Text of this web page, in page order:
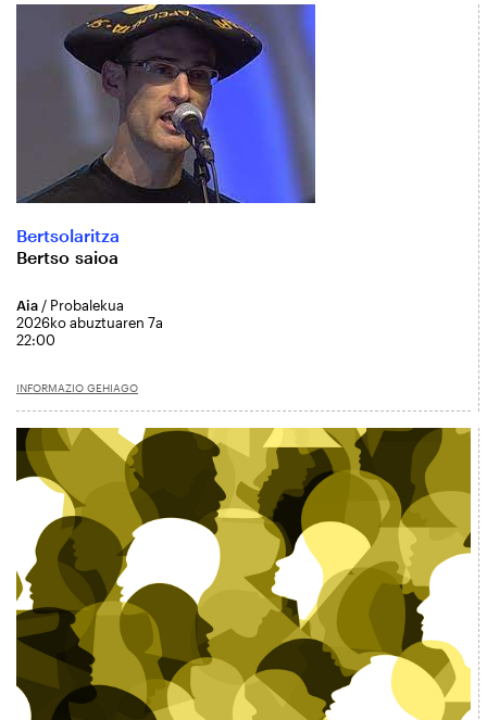
Bertsolaritza
Bertso saioa
Aia / Probalekua
2026ko abuztuaren 7a
22:00
INFORMAZIO GEHIAGO